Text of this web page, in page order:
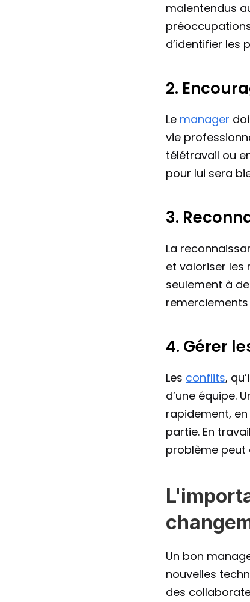
malentendus
d’identifier les
2.
Le manager
vie
télétravail ou
pour lui sera
3.
La
et valoriser les
seulement à
4. Gérer
Les conflits,
d’une équipe.
rapidement,
partie. En
problème
Un bon
nouvelles
des